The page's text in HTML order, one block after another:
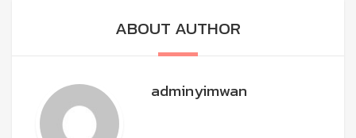
ABOUT AUTHOR
adminyimwan